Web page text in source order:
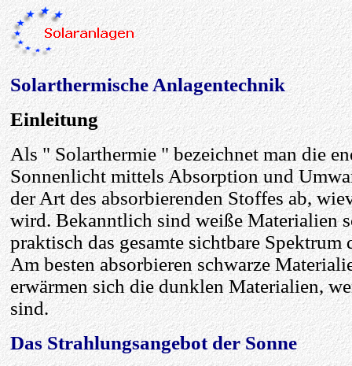
Solarthermische Anlagentechnik
Einleitung
Als " Solarthermie " bezeichnet man die
Sonnenlicht mittels Absorption und
der Art des absorbierenden Stoffes ab,
wird. Bekanntlich sind weiße Materialien
praktisch das gesamte sichtbare
Am besten absorbieren schwarze
erwärmen sich die dunklen Materialien,
sind.
Das Strahlungsangebot der Sonne